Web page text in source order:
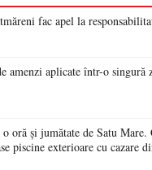
amenzi aplicate într-o
o oră și jumătate de Satu Mare.
piscine exterioare cu cazare
o escapadă de vară